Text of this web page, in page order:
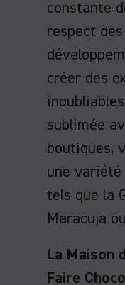
constante
respect
créer des
sublimée
boutiques,
une variété
tels que la
Maracuja
La Maison
Faire